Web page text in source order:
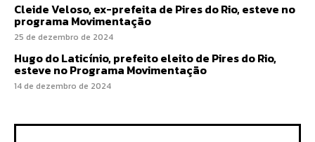
Cleide Veloso, ex-prefeita de Pires do Rio, esteve no
programa Movimentação
25 de dezembro de 2024
Hugo do Laticínio, prefeito eleito de Pires do Rio,
esteve no Programa Movimentação
14 de dezembro de 2024